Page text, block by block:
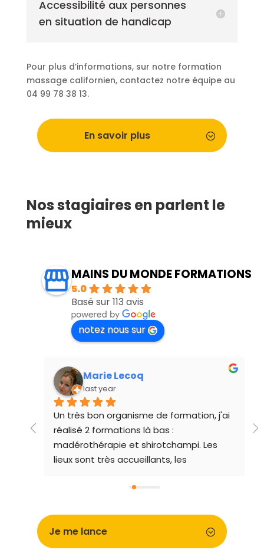
Accessibilité aux personnes
en situation de handicap
Pour plus d’informations, sur notre formation
massage californien, contactez notre équipe au
04 99 78 38 13.
En savoir plus
Nos stagiaires en parlent le
mieux
MAINS DU MONDE FORMATIONS
5.0
Basé sur 113 avis
notez nous sur
Marie Lecoq
last year
Un très bon organisme de formation, j'ai
réalisé 2 formations là bas :
madérothérapie et shirotchampi. Les
lieux sont très accueillants, les
chaleureuse. Je recommande !
Je me lance